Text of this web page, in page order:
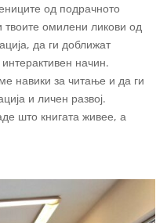
од подрачното
твоите омилени ликови од
да ги доближат
начин.
навики за читање и да ги
и личен развој.
што книгата живее, а